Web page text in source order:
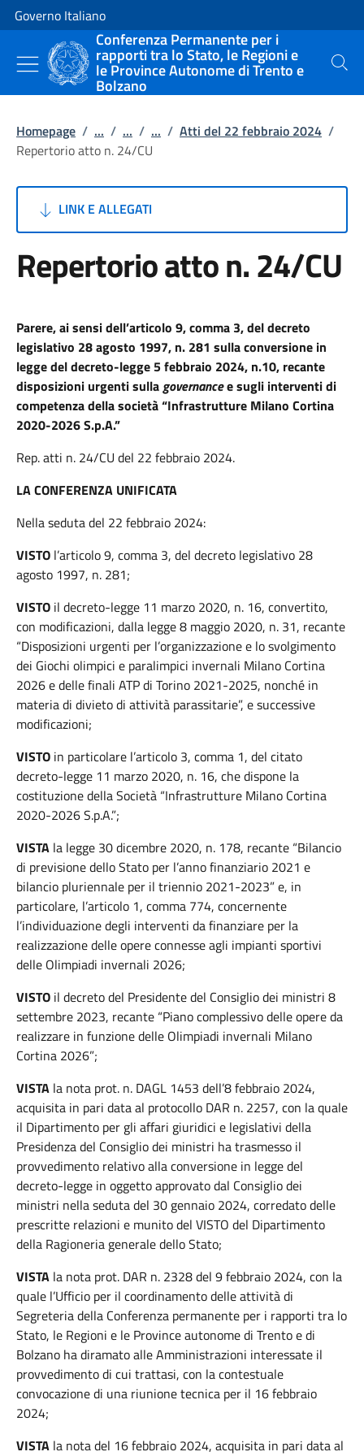
Vai al contenuto
Vai alla navigazione del sito
Governo Italiano
Conferenza Permanente per i
rapporti tra lo Stato, le Regioni e
le Province Autonome di Trento e
Bolzano
Cerca
Homepage / ... / ... / ... / Atti del 22 febbraio 2024 /
Repertorio atto n. 24/CU
LINK E ALLEGATI
Repertorio atto n. 24/CU
Parere, ai sensi dell’articolo 9, comma 3, del decreto
legislativo 28 agosto 1997, n. 281 sulla conversione in
legge del decreto-legge 5 febbraio 2024, n.10, recante
disposizioni urgenti sullagovernancee sugli interventi di
competenza della società “Infrastrutture Milano Cortina
2020-2026 S.p.A.”
Rep. atti n. 24/CU del 22 febbraio 2024.
LA CONFERENZA UNIFICATA
Nella seduta del 22 febbraio 2024:
VISTO l’articolo 9, comma 3, del decreto legislativo 28
agosto 1997, n. 281;
VISTO il decreto-legge 11 marzo 2020, n. 16, convertito,
con modificazioni, dalla legge 8 maggio 2020, n. 31, recante
“Disposizioni urgenti per l’organizzazione e lo svolgimento
dei Giochi olimpici e paralimpici invernali Milano Cortina
2026 e delle finali ATP di Torino 2021-2025, nonché in
materia di divieto di attività parassitarie”, e successive
modificazioni;
VISTO in particolare l’articolo 3, comma 1, del citato
decreto-legge 11 marzo 2020, n. 16, che dispone la
costituzione della Società “Infrastrutture Milano Cortina
2020-2026 S.p.A.”;
VISTA la legge 30 dicembre 2020, n. 178, recante “Bilancio
di previsione dello Stato per l’anno finanziario 2021 e
bilancio pluriennale per il triennio 2021-2023” e, in
particolare, l’articolo 1, comma 774, concernente
l’individuazione degli interventi da finanziare per la
realizzazione delle opere connesse agli impianti sportivi
delle Olimpiadi invernali 2026;
VISTO il decreto del Presidente del Consiglio dei ministri 8
settembre 2023, recante “Piano complessivo delle opere da
realizzare in funzione delle Olimpiadi invernali Milano
Cortina 2026”;
VISTA la nota prot. n. DAGL 1453 dell’8 febbraio 2024,
acquisita in pari data al protocollo DAR n. 2257, con la quale
il Dipartimento per gli affari giuridici e legislativi della
Presidenza del Consiglio dei ministri ha trasmesso il
provvedimento relativo alla conversione in legge del
decreto-legge in oggetto approvato dal Consiglio dei
ministri nella seduta del 30 gennaio 2024, corredato delle
prescritte relazioni e munito del VISTO del Dipartimento
della Ragioneria generale dello Stato;
VISTA la nota prot. DAR n. 2328 del 9 febbraio 2024, con la
quale l’Ufficio per il coordinamento delle attività di
Segreteria della Conferenza permanente per i rapporti tra lo
Stato, le Regioni e le Province autonome di Trento e di
Bolzano ha diramato alle Amministrazioni interessate il
provvedimento di cui trattasi, con la contestuale
convocazione di una riunione tecnica per il 16 febbraio
2024;
VISTA la nota del 16 febbraio 2024, acquisita in pari data al